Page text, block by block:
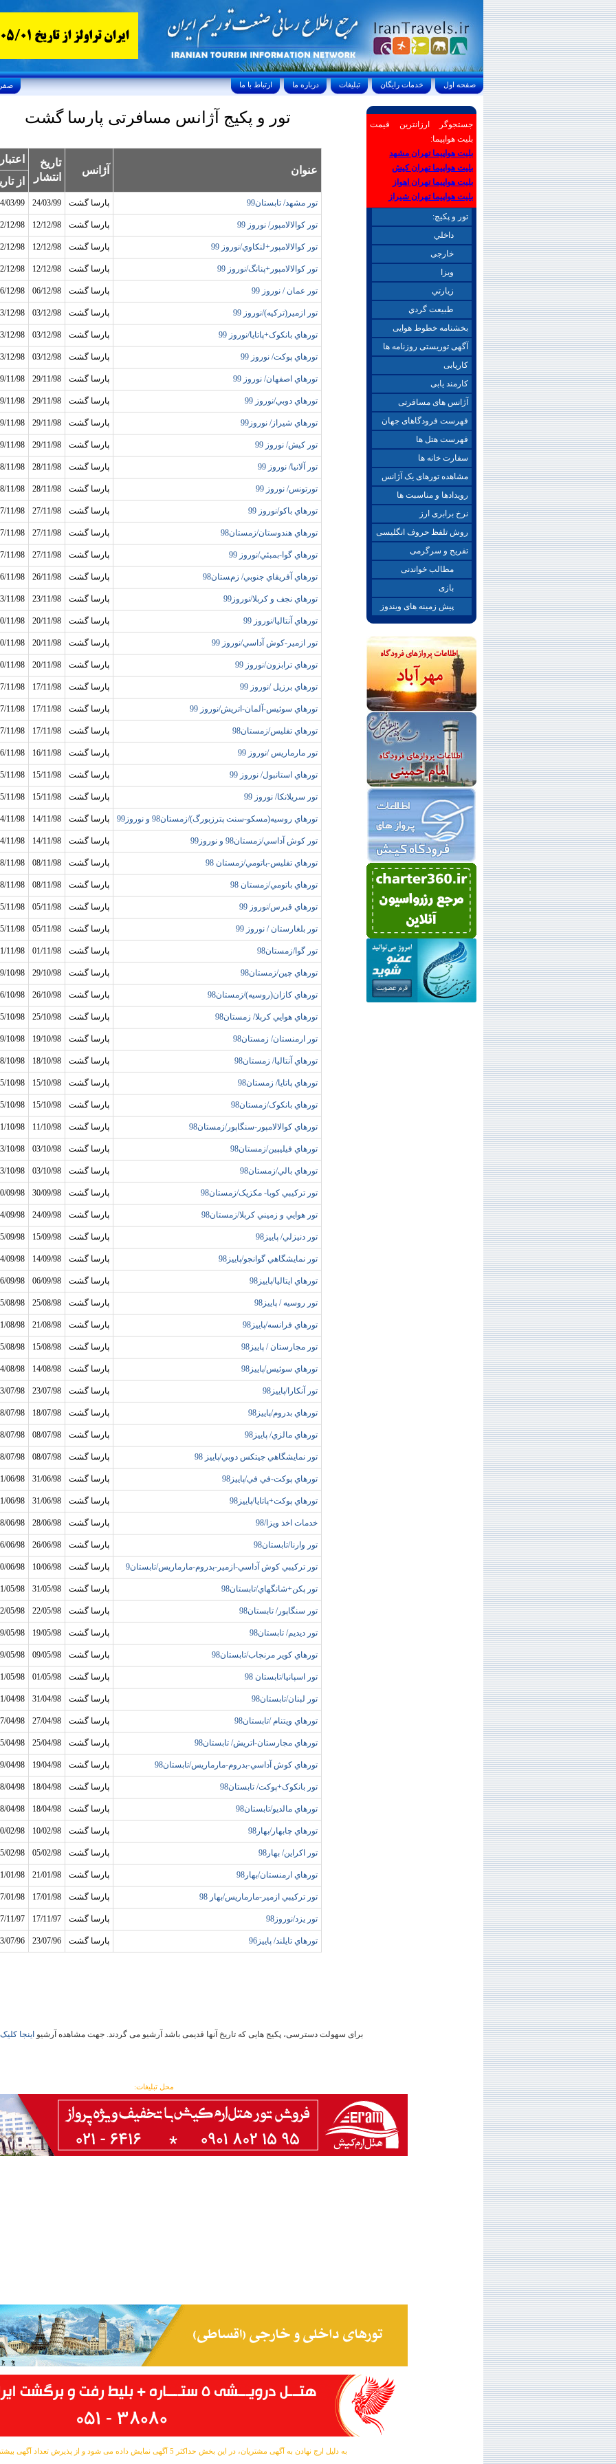
Sunday, August 9, 2026 26/صفر/1448 ارتباط با ما درباره ما تبليغات خدمات رايگان صفحه اول
تور و پکیج آژانس مسافرتی پارسا گشت
عنوان آژانس
تاريخ
انتشار
اعتبار
از
تور مشهد/ تابستان99 پارسا گشت 24/03/99
03/99
تور کوالالامپور/ نوروز 99 پارسا گشت 12/12/98
12/98
تور کوالالامپور+لنکاوي/نوروز 99 پارسا گشت 12/12/98
12/98
تور کوالالامپور+پنانگ/نوروز 99 پارسا گشت 12/12/98
12/98
تور عمان / نوروز 99 پارسا گشت 06/12/98
12/98
تور ازمير(ترکيه)/نوروز 99 پارسا گشت 03/12/98
12/98
تورهاي بانکوک+پاتايا/نوروز 99 پارسا گشت 03/12/98
12/98
تورهاي پوکت/ نوروز 99 پارسا گشت 03/12/98
12/98
تورهاي اصفهان/ نوروز 99 پارسا گشت 29/11/98
11/98
تورهاي دوبي/نوروز 99 پارسا گشت 29/11/98
11/98
تورهاي شيراز/ نوروز99 پارسا گشت 29/11/98
11/98
تور کيش/ نوروز 99 پارسا گشت 29/11/98
11/98
تور آلانيا/ نوروز 99 پارسا گشت 28/11/98
11/98
تورتونس/ نوروز 99 پارسا گشت 28/11/98
11/98
تورهاي باکو/نوروز 99 پارسا گشت 27/11/98
11/98
تورهاي هندوستان/زمستان98 پارسا گشت 27/11/98
11/98
تورهاي گوا-بمبئي/نوروز 99 پارسا گشت 27/11/98
11/98
تورهاي آفريقاي جنوبي/ زمستان98 پارسا گشت 26/11/98
11/98
تورهاي نجف و کربلا/نوروز99 پارسا گشت 23/11/98
11/98
تورهاي آنتاليا/نوروز 99 پارسا گشت 20/11/98
11/98
تور ازمير-کوش آداسي/نوروز 99 پارسا گشت 20/11/98
11/98
تورهاي ترابزون/نوروز 99 پارسا گشت 20/11/98
11/98
تورهاي برزيل /نوروز 99 پارسا گشت 17/11/98
11/98
تورهاي سوئيس-آلمان-اتريش/نوروز 99 پارسا گشت 17/11/98
11/98
تورهاي تفليس/زمستان98 پارسا گشت 17/11/98
11/98
تور مارماريس /نوروز 99 پارسا گشت 16/11/98
11/98
تورهاي استانبول/ نوروز 99 پارسا گشت 15/11/98
11/98
تور سريلانکا/ نوروز 99 پارسا گشت 15/11/98
11/98
تورهاي روسيه(مسکو-سنت پترزبورگ)/زمستان98 و نوروز99 پارسا گشت 14/11/98
11/98
تور کوش آداسي/زمستان98 و نوروز99 پارسا گشت 14/11/98
11/98
تورهاي تفليس-باتومي/زمستان 98 پارسا گشت 08/11/98
11/98
تورهاي باتومي/زمستان 98 پارسا گشت 08/11/98
11/98
تورهاي قبرس/نوروز 99 پارسا گشت 05/11/98
11/98
تور بلغارستان / نوروز 99 پارسا گشت 05/11/98
11/98
تور گوا/زمستان98 پارسا گشت 01/11/98
11/98
تورهاي چين/زمستان98 پارسا گشت 29/10/98
10/98
تورهاي کازان(روسيه)/زمستان98 پارسا گشت 26/10/98
10/98
تورهاي هوايي کربلا/ زمستان98 پارسا گشت 25/10/98
10/98
تور ارمنستان/ زمستان98 پارسا گشت 19/10/98
10/98
تورهاي آنتاليا/ زمستان98 پارسا گشت 18/10/98
10/98
تورهاي پاتايا/ زمستان98 پارسا گشت 15/10/98
10/98
تورهاي بانکوک/زمستان98 پارسا گشت 15/10/98
10/98
تورهاي کوالالامپور-سنگاپور/زمستان98 پارسا گشت 11/10/98
10/98
تورهاي فيليپين/زمستان98 پارسا گشت 03/10/98
10/98
تورهاي بالي/زمستان98 پارسا گشت 03/10/98
10/98
تور ترکيبي کوبا- مکزيک/زمستان98 پارسا گشت 30/09/98
09/98
تور هوايي و زميني کربلا/زمستان98 پارسا گشت 24/09/98
09/98
تور دنيزلي/ پاييز98 پارسا گشت 15/09/98
09/98
تور نمايشگاهي گوانجو/پاييز98 پارسا گشت 14/09/98
09/98
تورهاي ايتاليا/پاييز98 پارسا گشت 06/09/98
09/98
تور روسيه / پاييز98 پارسا گشت 25/08/98
08/98
تورهاي فرانسه/پاييز98 پارسا گشت 21/08/98
08/98
تور مجارستان / پاييز98 پارسا گشت 15/08/98
08/98
تورهاي سوئيس/پاييز98 پارسا گشت 14/08/98
08/98
تور آنکارا/پاييز98 پارسا گشت 23/07/98
07/98
تورهاي بدروم/پاييز98 پارسا گشت 18/07/98
07/98
تورهاي مالزي/ پاييز98 پارسا گشت 08/07/98
07/98
تور نمايشگاهي جيتکس دوبي/پاييز 98 پارسا گشت 08/07/98
07/98
تورهاي پوکت-في في/پاييز98 پارسا گشت 31/06/98
06/98
تورهاي پوکت+پاتايا/پاييز98 پارسا گشت 31/06/98
06/98
خدمات اخذ ويزا/98 پارسا گشت 28/06/98
06/98
تور وارنا/تابستان98 پارسا گشت 26/06/98
06/98
تور ترکيبي کوش آداسي-ازمير-بدروم-مارماريس/تابستان9 پارسا گشت 10/06/98
06/98
تور پکن+شانگهاي/تابستان98 پارسا گشت 31/05/98
05/98
تور سنگاپور/ تابستان98 پارسا گشت 22/05/98
05/98
تور ديديم/ تابستان98 پارسا گشت 19/05/98
05/98
تورهاي کوير مرنجاب/تابستان98 پارسا گشت 09/05/98
05/98
تور اسپانيا/تابستان 98 پارسا گشت 01/05/98
05/98
تور لبنان/تابستان98 پارسا گشت 31/04/98
04/98
تورهاي ويتنام /تابستان98 پارسا گشت 27/04/98
04/98
تورهاي مجارستان-اتريش/ تابستان98 پارسا گشت 25/04/98
04/98
تورهاي کوش آداسي-بدروم-مارماريس/تابستان98 پارسا گشت 19/04/98
04/98
تور بانکوک+پوکت/ تابستان98 پارسا گشت 18/04/98
04/98
تورهاي مالديو/تابستان98 پارسا گشت 18/04/98
04/98
تورهاي چابهار/بهار98 پارسا گشت 10/02/98
02/98
تور اکراين/ بهار98 پارسا گشت 05/02/98
02/98
تورهاي ارمنستان/بهار98 پارسا گشت 21/01/98
01/98
تور ترکيبي ازمير-مارماريس/بهار 98 پارسا گشت 17/01/98
01/98
تور يزد/نوروز98 پارسا گشت 17/11/97
11/97
تورهاي تايلند/ پاييز96 پارسا گشت 23/07/96
07/96
برای سهولت دسترسی، پکیج هایی که تاریخ آنها قدیمی باشد آرشیو می گردند. جهت مشاهده آرشیو اینجا
جستجوگر ارزانترین قیمت
بلیت هواپیما:
بلیت هواپیما تهران مشهد
بلیت هواپیما تهران کیش
بلیت هواپیما تهران اهواز
بلیت هواپیما تهران شیراز
تور و پکیچ:
داخلي
خارجی
ويزا
زيارتي
طبيعت گردي
بخشنامه خطوط هوایی
آگهی توریستی روزنامه ها
کاریابی
کارمند یابی
آژانس های مسافرتی
فهرست فرودگاهای جهان
فهرست هتل ها
سفارت خانه ها
مشاهده تورهای یک آژانس
رویدادها و مناسبت ها
نرخ برابری ارز
روش تلفظ حروف انگلیسی
تفریح و سرگرمی
مطالب خواندنی
بازی
پیش زمینه های ویندوز
محل تبلیغات:
به دلیل ارج نهادن به آگهی مشتریان، در این بخش حداکثر 5 آگهی نمایش داده می شود و از پذیرش تعداد آگهی بیشتر معذوریم.